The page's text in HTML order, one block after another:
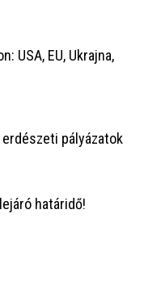
USA, EU, Ukrajna,
pályázatok
határidő!